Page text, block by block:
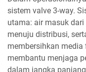
sistem valve 3-way.
utama: air masuk
menuju distribusi,
membersihkan media
membantu menjaga
dalam jangka